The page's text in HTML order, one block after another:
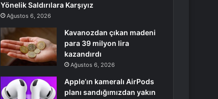
Yönelik Saldırılara Karşıyız
Ağustos 6, 2026
Kavanozdan çıkan madeni
para 39 milyon lira
kazandırdı
Ağustos 6, 2026
Apple’ın kameralı AirPods
planı sandığımızdan yakın